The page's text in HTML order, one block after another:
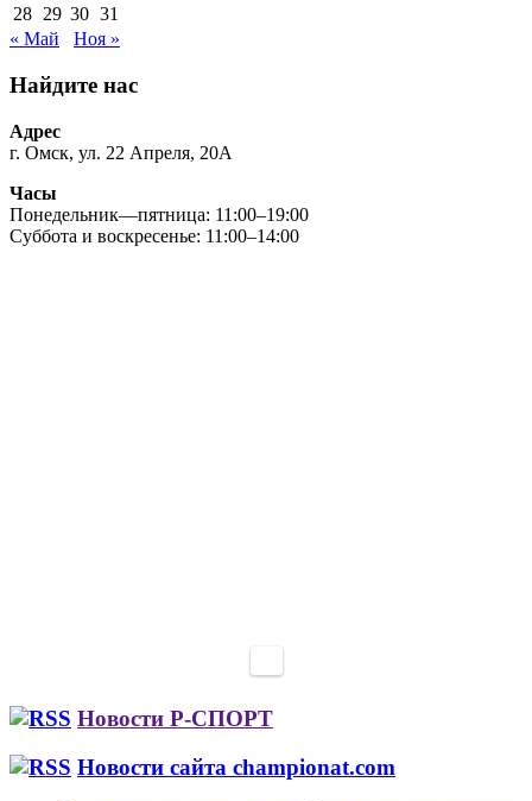
28 29 30 31
« Май
Ноя »
Найдите нас
Адрес
г. Омск, ул. 22 Апреля, 20А
Часы
Понедельник—пятница: 11:00–19:00
Суббота и воскресенье: 11:00–14:00
Новости Р-СПОРТ
Новости сайта championat.com